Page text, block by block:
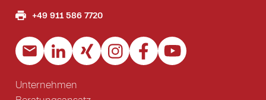
+49 911 586 7720
Unternehmen